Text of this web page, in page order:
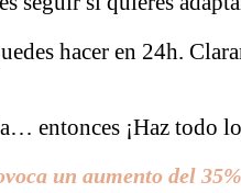
hacer en 24h.
entonces ¡Haz todo
un aumento del